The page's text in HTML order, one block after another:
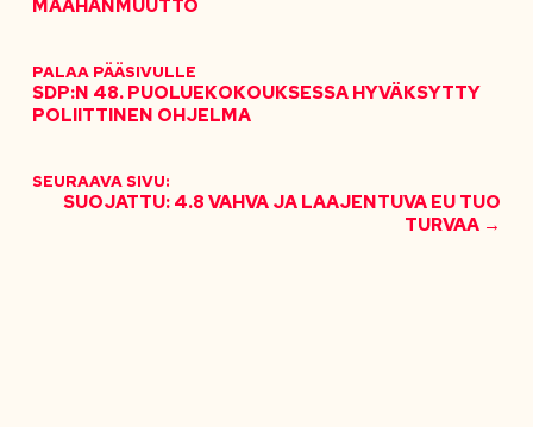
MAAHANMUUTTO
PALAA PÄÄSIVULLE
SDP:N 48. PUOLUEKOKOUKSESSA HYVÄKSYTTY
POLIITTINEN OHJELMA
SEURAAVA SIVU:
SUOJATTU: 4.8 VAHVA JA LAAJENTUVA EU TUO
TURVAA →